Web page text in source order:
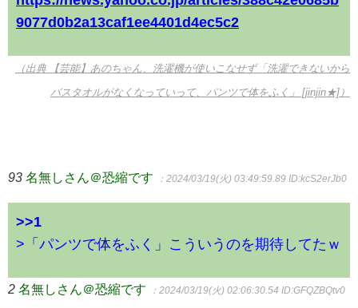
9077d0b2a13caf1ee4401d4ec5c2
（出典 【芸能】あのちゃん、洗濯機が使いこなせず「洗濯できないから
バスタオルがなくなっていって、パンツで体をふく」 [jinjin★]）
93 名無しさん＠恐縮です ：2024/03/19(火) 03:49:59.89 ID:kcS2erJb0
>>1
>「パンツで体をふく」こういうのを期待してたｗ
2 名無しさん＠恐縮です ：2024/03/19(火) 02:06:30.54 ID:GFQZBQtv0